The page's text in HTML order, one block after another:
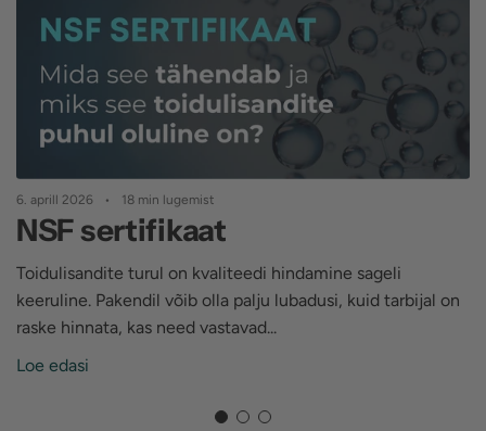
6. aprill 2026 18 min lugemist
NSF sertifikaat
Toidulisandite turul on kvaliteedi hindamine sageli
keeruline. Pakendil võib olla palju lubadusi, kuid tarbijal on
raske hinnata, kas need vastavad...
Loe edasi